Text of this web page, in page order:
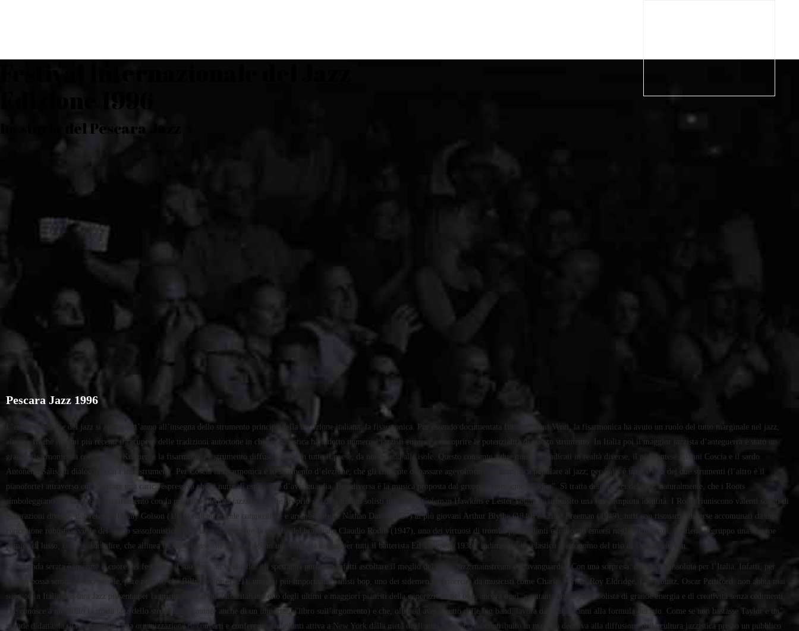
Edizione 1996
La storia del Pescara Jazz
Pescara Jazz 1996
L’estate pescarese del jazz si apre quest’anno all’insegna dello strumento principe della tradizione italiana: la fisarmonica. Pur essendo documentata fin dagli anni Venti, la fisarmonica ha avuto un ruolo del tutto marginale nel jazz,
almeno finché in anni più recenti il recupero delle tradizioni autoctone in chiave jazzistica ha indotto numerosi jazzisti europei a riscoprire le potenzialità di questo strumento. In Italia poi il maggior jazzista d’anteguerra è stato un
grande fisarmonicista come Gorni Kramer, e la fisarmonica è strumento diffuso un po’ in tutto il paese, da nord a sud alle isole. Questo consente a due musicisti radicati in realtà diverse, il piemontese Gianni Coscia e il sardo
Antonello Salis, di dialogare con i loro strumenti. Per Coscia la fisarmonica è lo strumento d’elezione, che gli consente di passare agevolmente dalla musica popolare al jazz; per Salis è invece uno dei due strumenti (l’altro è il
pianoforte) attraverso cui scaricare una carica espressiva che si nutre dì esperienze d’avanguardia. Ben diversa è la musica proposta dal gruppo Roots, cioè “Radici”. Sì tratta delle radici del jazz, naturalmente, che i Roots
simboleggiano nel sassofono, lo strumento con la più forte identità jazzistica e che proprio grazie a grandi solisti neri come Coleman Hawkins e Lester Young ha acquisito una sua compiuta identità. I Roots riuniscono valenti solisti di
generazioni diverse, dai veterani Benny Golson (1929) (anche grande compositore e arrangiatore) e Nathan Davis (1937) ai più giovani Arthur Blythe (1940) e Chico Freeman (1949), tutti con risonanze diverse accomunati da una
concezione robusta e virile del suono sassofonistico. Alle ance si aggiunge la tromba del brasiliano Claudio Roditi (1947), uno dei virtuosi di tromba più brillanti e infuocati emersi negli ultimi anni. Sostiene il gruppo una sezione
ritmica di lusso, come si suol dire, che allinea tre fuoriclasse che non falliscono un colpo: da notare per tutti il batterista Ed Thigpen (1930), indimenticato, elastico metronomo del trio di Oscar Peterson.
La seconda serata è insieme il cuore del festival e il suo fiore all’occhiello: gli spettatori potranno infatti ascoltare il meglio del piano jazz mainstream e d’avanguardia. Con una sorpresa: una prima assoluta per l’Italia. Infatti, per
quanto possa sembrare incredibile, pare proprio che Billy Taylor (1921), uno dei più importanti pianisti bop, uno dei sidemen più ricercati da musicisti come Charlie Parker, Roy Eldridge, Lee Konitz, Oscar Pettiford, non abbia mai
suonato in Italia. Pescara Jazz presenta per la prima volta al pubblico italiano uno degli ultimi e maggiori pianisti della generazione del bop, ancora oggi, a settantacinque anni, solista di grande energia e di creatività senza cedimenti,
che conosce a menadito la storia jazz dello strumento (è autore anche di un importante libro sull’argomento) e che, oltre ad aver diretto delle big band, lavora da quarant’anni alla formula del trio. Come se non bastasse Taylor è un
grande didatta: la sua Jazzmobile, una organizzazione di concerti e conferenze ambulanti attiva a New York dalla metà degli anni Sessanta, ha contribuito in maniera decisiva alla diffusione della cultura jazzistica presso un pubblico